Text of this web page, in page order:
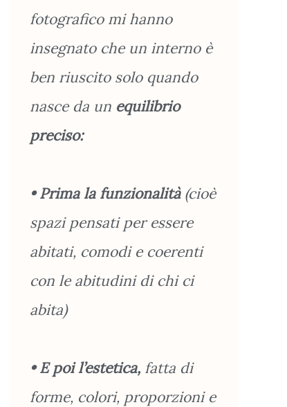
fotografico mi hanno
insegnato che un interno è
ben riuscito solo quando
nasce da un equilibrio
preciso:
• Prima la funzionalità(cioè
spazi pensati per essere
abitati, comodi e coerenti
con le abitudini di chi ci
abita)
• E poi l’estetica, fatta di
forme, colori, proporzioni e